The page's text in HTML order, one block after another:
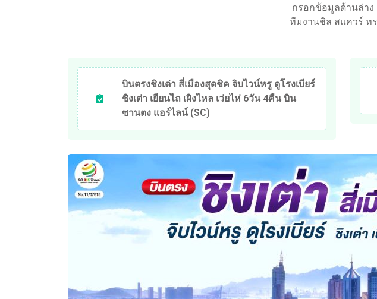
กรอกข้อมูลด้านล่าง
ทีมงานชิล สแควร์ ท
บินตรงชิงเต่า สี่เมืองสุดชิค จิบไวน์หรู ดูโรงเบียร์
ชิงเต่า เยียนไถ เผิงไหล เว่ยไห่ 6วัน 4คืน บิน
ซานตง แอร์ไลน์ (SC)